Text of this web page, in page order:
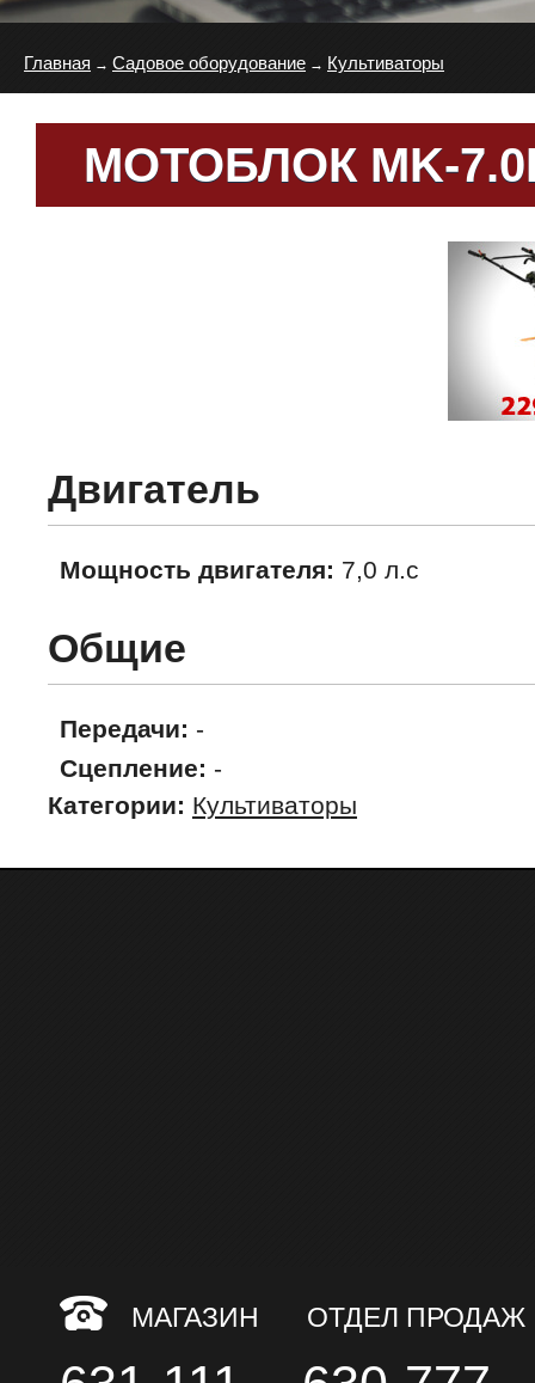
Главная → Садовое оборудование → Культиваторы
МОТОБЛОК MK-
Двигатель
Мощность двигателя: 7,0 л.с
Общие
Передачи: -
Сцепление: -
Категории: Культиваторы
МАГАЗИН ОТДЕЛ ПРОДАЖ